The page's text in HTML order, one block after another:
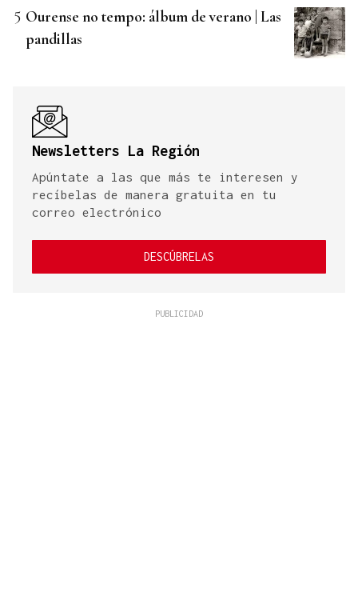
Ourense no tempo: álbum de verano | Las
pandillas
Newsletters La Región
Apúntate a las que más te interesen y
recíbelas de manera gratuita en tu
correo electrónico
DESCÚBRELAS